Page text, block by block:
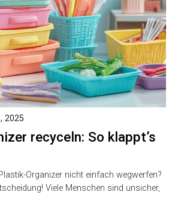
recyceln: So klappt’s
2025
Organizer nicht einfach wegwerfen?
Viele Menschen sind unsicher,